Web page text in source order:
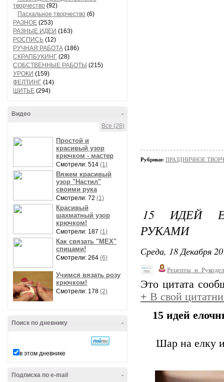
творчество (92)
Пасхальное творчество (6)
РАЗНОЕ (253)
РАЗНЫЕ ИДЕИ (163)
РОСПИСЬ (12)
РУЧНАЯ РАБОТА (186)
СКРАПБУКИНГ (28)
СОБСТВЕННЫЕ РАБОТЫ (215)
УРОКИ (159)
ФЕЛТИНГ (14)
ШИТЬЕ (294)
-
Видео
Все (28)
Простой и
красивый узор
крючком - мастер
Смотрели: 514 (1)
Вяжем красивый
узор "Настил"
своими рука
Смотрели: 72 (1)
Красивый
шахматный узор
крючком!
Смотрели: 187 (1)
Как связать "МЕХ"
спицами!
Смотрели: 264 (6)
Учимся вязать розу
крючком!
Смотрели: 178 (2)
-
Поиск по дневнику
в этом дневнике
-
Подписка по e-mail
Рубрики: ПРАЗДНИЧНОЕ
15 ИДЕЙ
РУКАМИ
Среда, 18 Декабря
Это цитата
+ В свой
15 идей
Шар на елку